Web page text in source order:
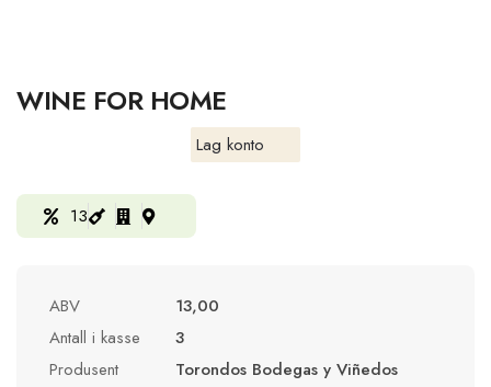
WINE FOR HOME
Lag konto
13
ABV
13,00
Antall i kasse
3
Produsent
Torondos Bodegas y Viñedos